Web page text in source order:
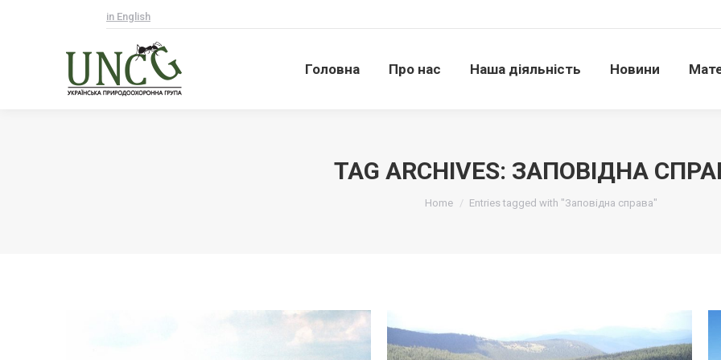
in English
Головна Про нас Наша діяльність Новини
TAG ARCHIVES: ЗАПОВІДНА
Home Entries tagged with "Заповідна справа"
Головна Про нас Наша діяльність Новини